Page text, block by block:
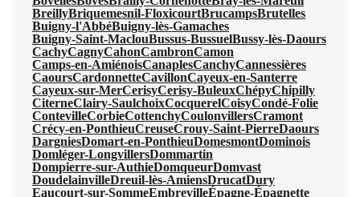
BreillyBriquemesnil-FloxicourtBrucampsBrutelles
Buigny-l'AbbéBuigny-lès-Gamaches
Buigny-Saint-MaclouBussus-BussuelBussy-lès-Daours
CachyCagnyCahonCambronCamon
Camps-en-AmiénoisCanaplesCanchyCannessières
CaoursCardonnetteCavillonCayeux-en-Santerre
Cayeux-sur-MerCerisyCerisy-BuleuxChépyChipilly
CiterneClairy-SaulchoixCocquerelCoisyCondé-Folie
ContevilleCorbieCottenchyCoulonvillersCramont
Crécy-en-PonthieuCreuseCrouy-Saint-PierreDaours
DargniesDomart-en-PonthieuDomesmontDominois
Domléger-LongvillersDommartin
Dompierre-sur-AuthieDomqueurDomvast
DoudelainvilleDreuil-lès-AmiensDrucatDury
Eaucourt-sur-SommeEmbrevilleÉpagne-Épagnette